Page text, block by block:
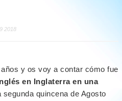
2018
y os voy a contar cómo fue
en Inglaterra en una
segunda quincena de Agosto